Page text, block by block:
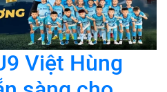
Việt Hùng